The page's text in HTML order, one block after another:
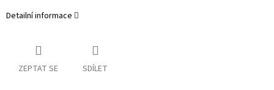
Detailní informace
ZEPTAT SE SDÍLET